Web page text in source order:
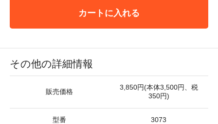
カートに入れる
その他の詳細情報
販売価格
3,850円(本体3,500円、税
350円)
型番 3073